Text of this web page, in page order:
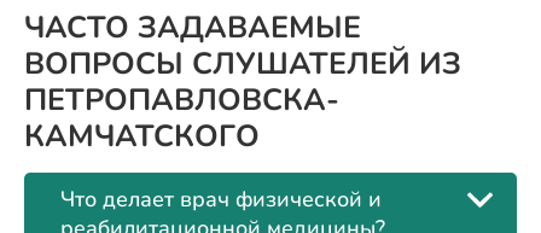
ЧАСТО ЗАДАВАЕМЫЕ
ВОПРОСЫ СЛУШАТЕЛЕЙ ИЗ
ПЕТРОПАВЛОВСКА-
КАМЧАТСКОГО
Что делает врач физической и